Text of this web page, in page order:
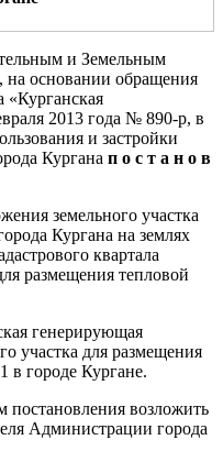
и Земельным
на основании обращения
«Курганская
2013 года № 890-р, в
и застройки
Кургана п о с т а н о в
земельного участка
Кургана на землях
квартала
размещения тепловой
генерирующая
участка для размещения
в городе Кургане.
постановления возложить
Администрации города